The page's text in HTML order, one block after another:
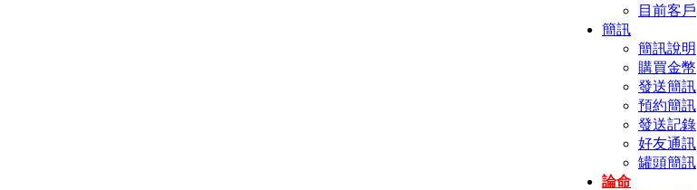
目前客戶
簡訊
簡訊說明
購買金幣
發送簡訊
預約簡訊
發送記錄
好友通訊
罐頭簡訊
論命